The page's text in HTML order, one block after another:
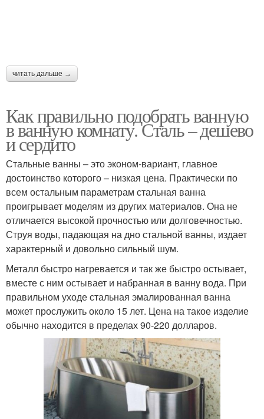
читать дальше →
Как правильно подобрать ванную
в ванную комнату. Сталь – дешево
и сердито
Стальные ванны – это эконом-вариант, главное
достоинство которого – низкая цена. Практически по
всем остальным параметрам стальная ванна
проигрывает моделям из других материалов. Она не
отличается высокой прочностью или долговечностью.
Струя воды, падающая на дно стальной ванны, издает
характерный и довольно сильный шум.
Металл быстро нагревается и так же быстро остывает,
вместе с ним остывает и набранная в ванну вода. При
правильном уходе стальная эмалированная ванна
может прослужить около 15 лет. Цена на такое изделие
обычно находится в пределах 90-220 долларов.